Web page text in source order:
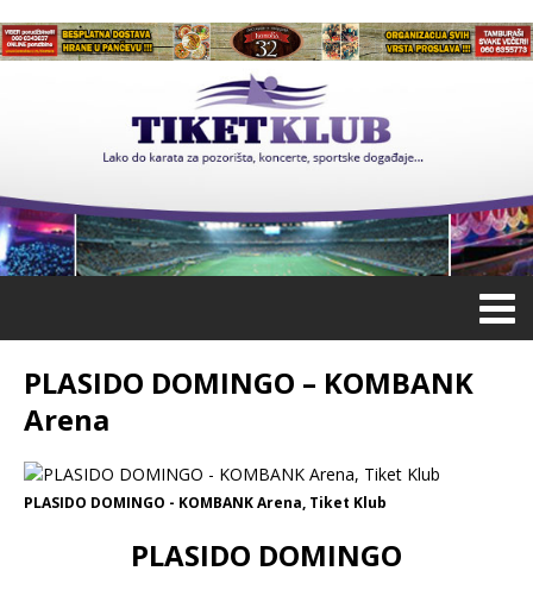
PLASIDO DOMINGO – KOMBANK
Arena
PLASIDO DOMINGO - KOMBANK Arena, Tiket Klub
PLASIDO DOMINGO